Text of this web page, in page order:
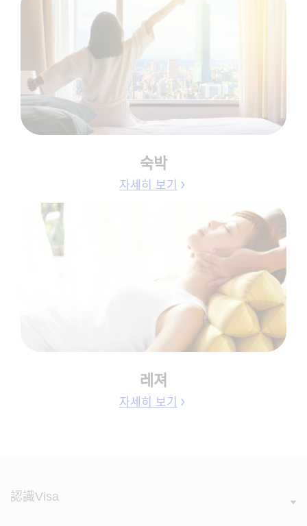
숙박
자세히 보기
레져
자세히 보기
認識Visa